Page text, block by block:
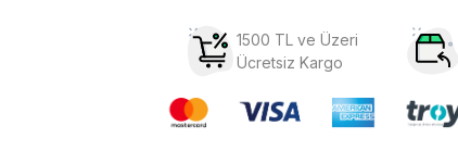
1500 TL ve Üzeri
Ücretsiz Kargo